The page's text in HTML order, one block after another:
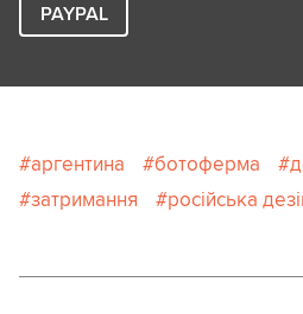
PAYPAL
аргентина ботоферма
затримання
російська